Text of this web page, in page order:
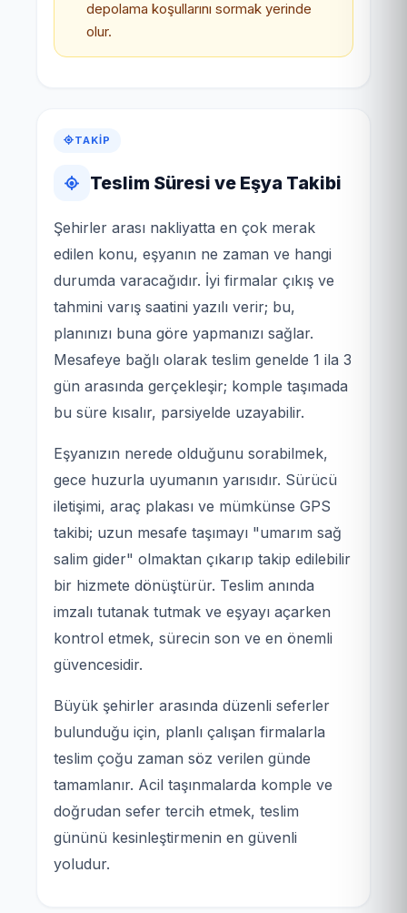
depolama koşullarını sormak yerinde
olur.
TAKIP
Teslim Süresi ve Eşya Takibi
Şehirler arası nakliyatta en çok merak
edilen konu, eşyanın ne zaman ve hangi
durumda varacağıdır. İyi firmalar çıkış ve
tahmini varış saatini yazılı verir; bu,
planınızı buna göre yapmanızı sağlar.
Mesafeye bağlı olarak teslim genelde 1 ila 3
gün arasında gerçekleşir; komple taşımada
bu süre kısalır, parsiyelde uzayabilir.
Eşyanızın nerede olduğunu sorabilmek,
gece huzurla uyumanın yarısıdır. Sürücü
iletişimi, araç plakası ve mümkünse GPS
takibi; uzun mesafe taşımayı "umarım sağ
salim gider" olmaktan çıkarıp takip edilebilir
bir hizmete dönüştürür. Teslim anında
imzalı tutanak tutmak ve eşyayı açarken
kontrol etmek, sürecin son ve en önemli
güvencesidir.
Büyük şehirler arasında düzenli seferler
bulunduğu için, planlı çalışan firmalarla
teslim çoğu zaman söz verilen günde
tamamlanır. Acil taşınmalarda komple ve
doğrudan sefer tercih etmek, teslim
gününü kesinleştirmenin en güvenli
yoludur.